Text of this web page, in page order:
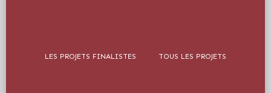
LES PROJETS FINALISTES TOUS LES PROJETS